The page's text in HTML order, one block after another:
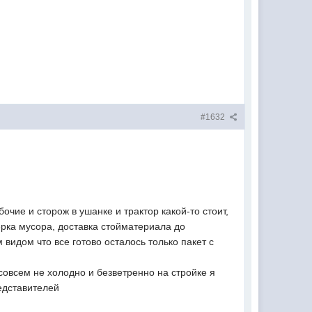
#1632
и сторож в ушанке и трактор какой-то стоит,
мусора, доставка стойматериала до
что все готово осталось только пакет с
не холодно и безветренно на стройке я